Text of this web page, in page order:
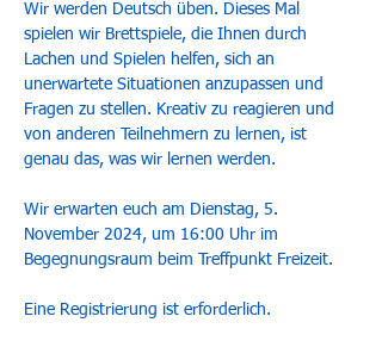
Wir werden Deutsch üben. Dieses Mal
spielen wir Brettspiele, die Ihnen durch
Lachen und Spielen helfen, sich an
unerwartete Situationen anzupassen und
Fragen zu stellen. Kreativ zu reagieren und
von anderen Teilnehmern zu lernen, ist
genau das, was wir lernen werden.
Wir erwarten euch am Dienstag, 5.
November 2024, um 16:00 Uhr im
Begegnungsraum beim Treffpunkt Freizeit.
Eine Registrierung ist erforderlich.